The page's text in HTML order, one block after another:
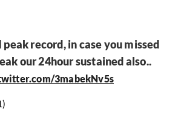
peak record, in case you missed
our 24hour sustained also..
3mabekNv5s